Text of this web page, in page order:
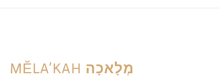
MĔLA’KAH מְלָאכָה